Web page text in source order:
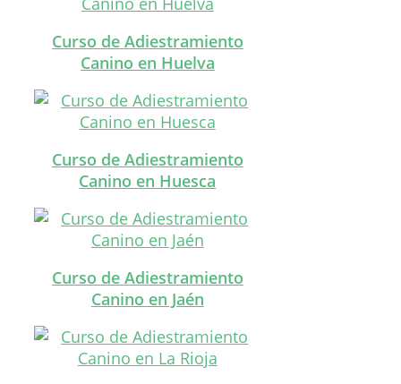
Curso de Adiestramiento
Canino en Huelva
Curso de Adiestramiento
Canino en Huesca
Curso de Adiestramiento
Canino en Jaén